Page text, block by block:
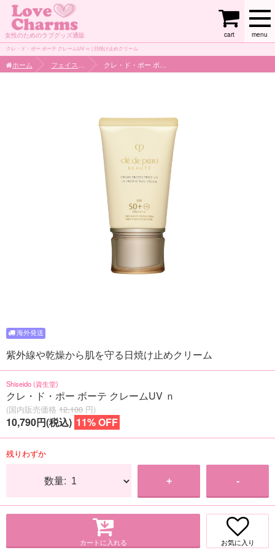
女性のためのラブグッズ通販 menu
cart
クレ・ド・ポー ボーテ クレームUV ｎ | 日焼け止めクリーム
ホーム
紫外線や乾燥から肌を守る日焼け止めクリーム
Shiseido (資生堂)
クレ・ド・ポー ボーテ クレームUV ｎ
(国内販売価格 12,100 円)
10,790円(税込) 11% OFF
残りわずか
数量: + -
カートに入れる お気に入り